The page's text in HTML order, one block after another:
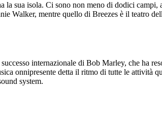
sua isola. Ci sono non meno di dodici
Walker, mentre quello di Breezes è il teatro
internazionale di Bob Marley, che ha
onnipresente detta il ritmo di tutte le attività
system.